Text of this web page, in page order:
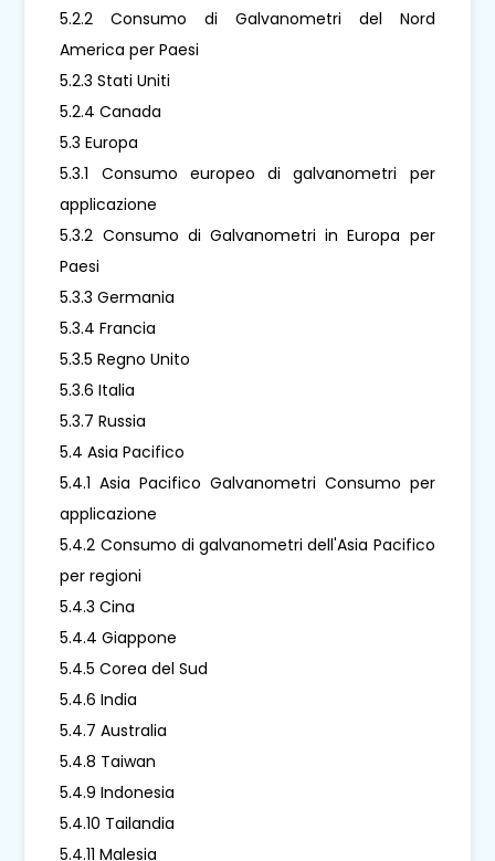
5.2.2 Consumo di Galvanometri del Nord
America per Paesi
5.2.3 Stati Uniti
5.2.4 Canada
5.3 Europa
5.3.1 Consumo europeo di galvanometri per
applicazione
5.3.2 Consumo di Galvanometri in Europa per
Paesi
5.3.3 Germania
5.3.4 Francia
5.3.5 Regno Unito
5.3.6 Italia
5.3.7 Russia
5.4 Asia Pacifico
5.4.1 Asia Pacifico Galvanometri Consumo per
applicazione
5.4.2 Consumo di galvanometri dell'Asia Pacifico
per regioni
5.4.3 Cina
5.4.4 Giappone
5.4.5 Corea del Sud
5.4.6 India
5.4.7 Australia
5.4.8 Taiwan
5.4.9 Indonesia
5.4.10 Tailandia
5.4.11 Malesia